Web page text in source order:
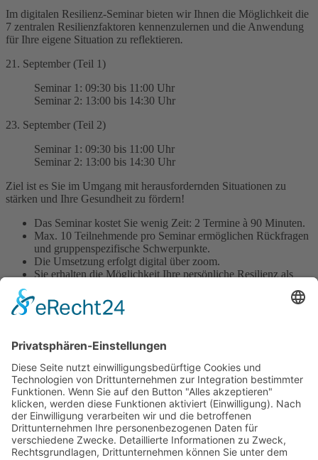
Im digitalen Resilienz-Seminar bieten wir Ihnen die Möglichkeit die
7 zentralen Resilienzfaktoren kennenzulernen und die Anwendung
für Ihre eigene Situation zu reflektieren.
21. September (Teil 1)
Seminar 1: 09:30 bis 11:00 Uhr
Seminar 2: 13:00 bis 14:30 Uhr
23. September (Teil 2)
Seminar 1: 09:30 bis 11:00 Uhr
Seminar 2: 13:00 bis 14:30 Uhr
Ziel ist es Sie im Umgang mit herausfordernden Situationen zu
stärken und Ihre Gesundheit zu fördern!
Das Seminar kostet Sie wenig Zeit: 2 Termine à 90 Minuten.
Max. 10 Teilnehmende pro Seminar ermöglichen Rückfragen
und gruppenspezifische Schwerpunkte.
Die Umsetzung erfolgt digital über zoom.
Sie erhalten die Möglichkeit Ihre persönliche Resilienz als
weiterzuentwickeln
Wir freuen uns auf Ihre Teilnahme!
Zurück
Kitas
Übersicht